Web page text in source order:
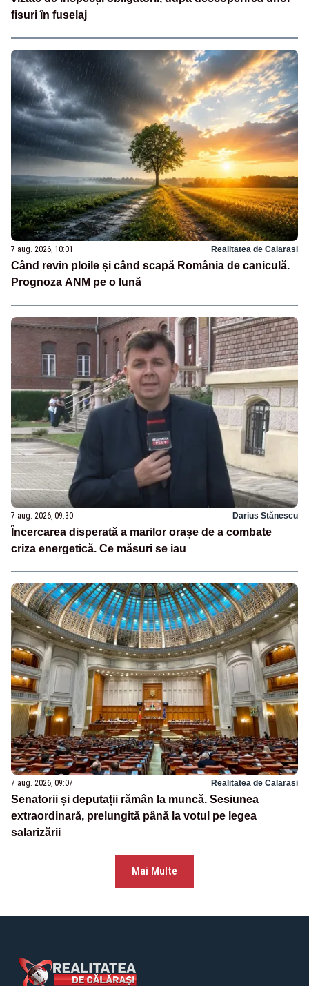
fisuri în fuselaj
7 aug. 2026, 10:01 Realitatea de Calarasi
Când revin ploile și când scapă România de caniculă.
Prognoza ANM pe o lună
7 aug. 2026, 09:30 Darius Stănescu
Încercarea disperată a marilor orașe de a combate
criza energetică. Ce măsuri se iau
7 aug. 2026, 09:07 Realitatea de Calarasi
Senatorii și deputații rămân la muncă. Sesiunea
extraordinară, prelungită până la votul pe legea
salarizării
Mai Multe